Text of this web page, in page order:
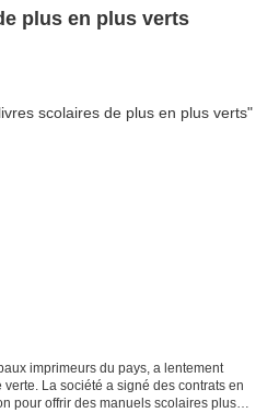
plus en plus verts
imprimeurs du pays, a lentement
La société a signé des contrats en
pour offrir des manuels scolaires plus